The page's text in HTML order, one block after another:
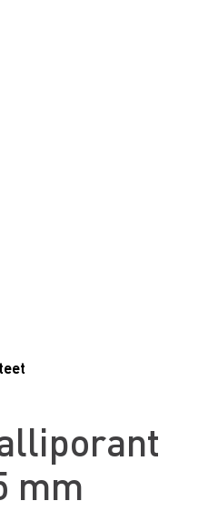
mm